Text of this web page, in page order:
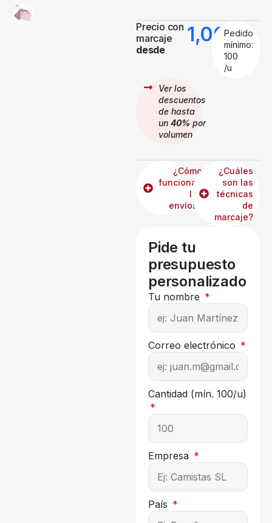
Precio con
marcaje
desde
1,00€
Pedido
mínimo:
100
/u
Ver los
descuentos
de hasta
un 40% por
volumen
¿Cómo
funcionan
los
envíos?
¿Cuáles
son las
técnicas
de
marcaje?
Pide tu
presupuesto
personalizado
Tu nombre
Correo electrónico
Cantidad (mín. 100/u)
Empresa
País